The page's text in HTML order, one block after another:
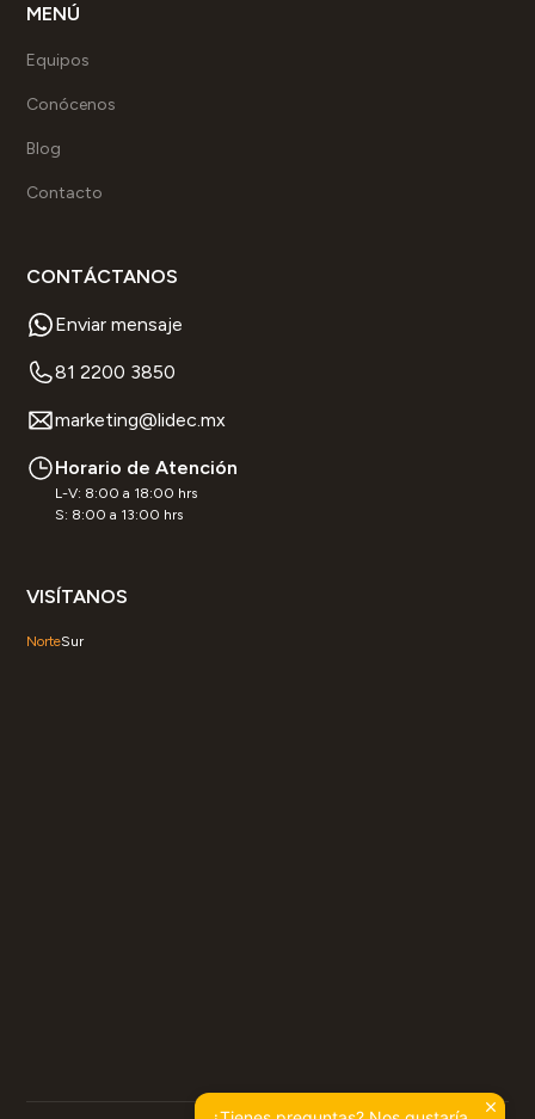
MENÚ
Equipos
Conócenos
Blog
Contacto
CONTÁCTANOS
Enviar mensaje
81 2200 3850
marketing@lidec.mx
Horario de Atención
L-V: 8:00 a 18:00 hrs
S: 8:00 a 13:00 hrs
VISÍTANOS
NorteSur